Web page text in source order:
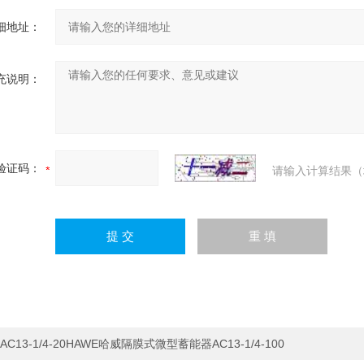
地址：
说明：
证码： 请输入计算结果
AC13-1/4-20HAWE哈威隔膜式微型蓄能器AC13-1/4-100